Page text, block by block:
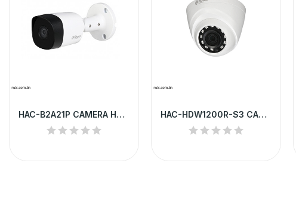
HAC-B2A21P CAMERA HD DAHUA TUBE 2MP IR 20 M HAC-HDW1200R-S3 CAMERA HD DAHUA DOME 2MP IR 20 M